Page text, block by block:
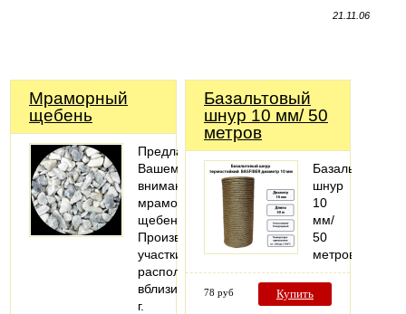
21.11.06
Мраморный
щебень
Предлагаем
Вашему
вниманию
мраморный
щебень.
Производственные
участки
расположены
вблизи
г.
Базальтовый
шнур 10 мм/ 50
метров
Базальтовый
шнур
10
мм/
50
метров
78 руб Купить